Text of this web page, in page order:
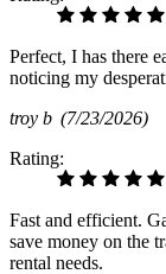
Perfect, I has there
noticing my
troy b (7/23/2026)
Rating:
Fast and efficient.
save money on the
rental needs.